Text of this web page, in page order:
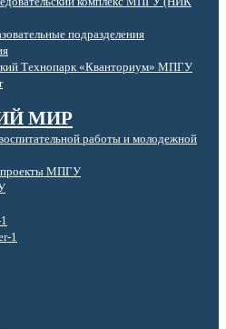
подразделения
Технопарк «Кванториум» МПГУ
МИР
работы и молодежной
проекты МПГУ